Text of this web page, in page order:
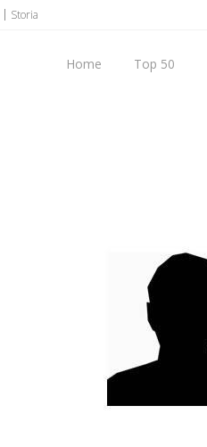
Storia
Home Top 50